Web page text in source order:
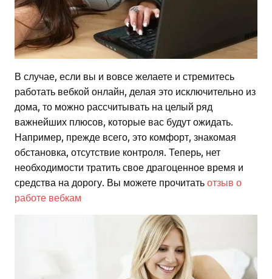
В случае, если вы и вовсе желаете и стремитесь
работать вебкой онлайн, делая это исключительно из
дома, то можно рассчитывать на целый ряд
важнейших плюсов, которые вас будут ожидать.
Например, прежде всего, это комфорт, знакомая
обстановка, отсутствие контроля. Теперь, нет
необходимости тратить свое драгоценное время и
средства на дорогу. Вы можете прочитать отзыв о
работе вебкам